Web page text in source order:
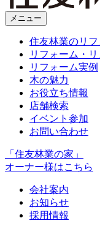
メニュー
住友林業のリ
リフォーム・
リフォーム実例
木の魅力
お役立ち情報
店舗検索
イベント参加
お問い合わせ
「住友林業の家」
オーナー様はこちら
会社案内
お知らせ
採用情報